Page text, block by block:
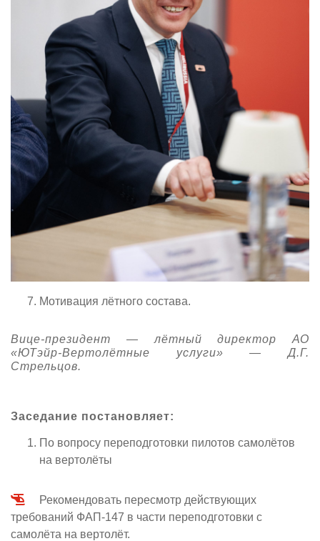
Мотивация лётного состава.
Вице-президент — лётный директор АО
«ЮТэйр-Вертолётные услуги» — Д.Г.
Стрельцов.
Заседание постановляет:
По вопросу переподготовки пилотов самолётов
на вертолёты
Рекомендовать пересмотр действующих
требований ФАП-147 в части переподготовки с
самолёта на вертолёт.